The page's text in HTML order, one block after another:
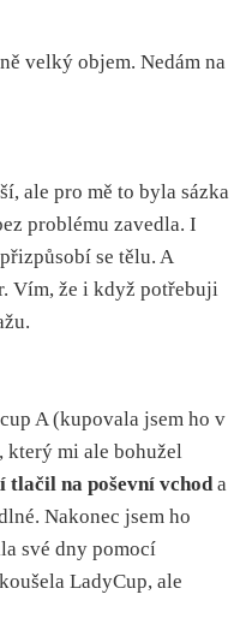
velký objem. Nedám na
ale pro mě to byla sázka
problému zavedla. I
se tělu. A
Vím, že i když potřebuji
A (kupovala jsem ho v
který mi ale bohužel
tlačil na poševní vchoda
Nakonec jsem ho
své dny pomocí
LadyCup, ale